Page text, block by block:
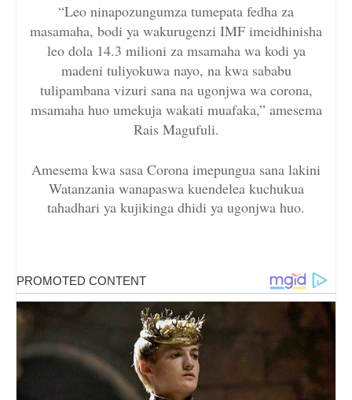
“Leo ninapozungumza tumepata fedha za
masamaha, bodi ya wakurugenzi IMF imeidhinisha
leo dola 14.3 milioni za msamaha wa kodi ya
madeni tuliyokuwa nayo, na kwa sababu
tulipambana vizuri sana na ugonjwa wa corona,
msamaha huo umekuja wakati muafaka,” amesema
Rais Magufuli.
Amesema kwa sasa Corona imepungua sana lakini
Watanzania wanapaswa kuendelea kuchukua
tahadhari ya kujikinga dhidi ya ugonjwa huo.